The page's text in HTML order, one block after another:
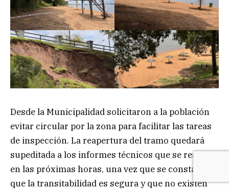
Desde la Municipalidad solicitaron a la población
evitar circular por la zona para facilitar las tareas
de inspección. La reapertura del tramo quedará
supeditada a los informes técnicos que se realicen
en las próximas horas, una vez que se constate
que la transitabilidad es segura y que no existen